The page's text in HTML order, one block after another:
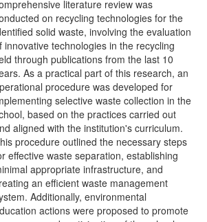
literature review was
on recycling technologies for the
solid waste, involving the evaluation
innovative technologies in the recycling
through publications from the last 10
As a practical part of this research, an
procedure was developed for
selective waste collection in the
based on the practices carried out
aligned with the institution's curriculum.
procedure outlined the necessary steps
effective waste separation, establishing
appropriate infrastructure, and
an efficient waste management
Additionally, environmental
actions were proposed to promote